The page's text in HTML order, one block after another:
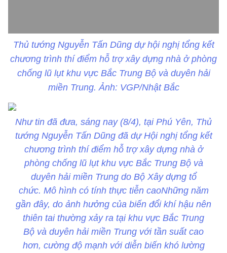
Thủ tướng Nguyễn Tấn Dũng dự hội nghị tổng kết
chương trình thí điểm hỗ trợ xây dựng nhà ở phòng
chống lũ lụt khu vực Bắc Trung Bộ và duyên hải
miền Trung. Ảnh: VGP/Nhật Bắc
Như tin đã đưa, sáng nay (8/4), tại Phú Yên, Thủ
tướng Nguyễn Tấn Dũng đã dự Hội nghị tổng kết
chương trình thí điểm hỗ trợ xây dựng nhà ở
phòng chống lũ lụt khu vực Bắc Trung Bộ và
duyên hải miền Trung do Bộ Xây dựng tổ
chức. Mô hình có tính thực tiễn caoNhững năm
gần đây, do ảnh hưởng của biến đổi khí hậu nên
thiên tai thường xảy ra tại khu vực Bắc Trung
Bộ và duyên hải miền Trung với tần suất cao
hơn, cường độ mạnh với diễn biến khó lường